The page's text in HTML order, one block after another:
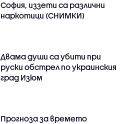
София, иззети са различни
наркотици (СНИМКИ)
Двама души са убити при
руски обстрeл по украинския
град Изюм
Прогноза за времето